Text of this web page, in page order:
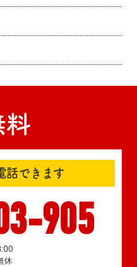
料
話できます
905
休